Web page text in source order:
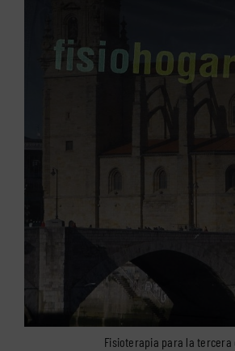
Fisioterapia para la tercera